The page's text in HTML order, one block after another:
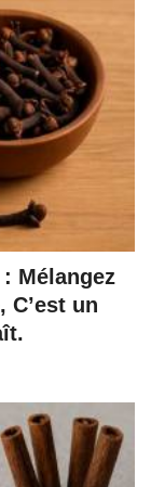
Mélangez
C’est un